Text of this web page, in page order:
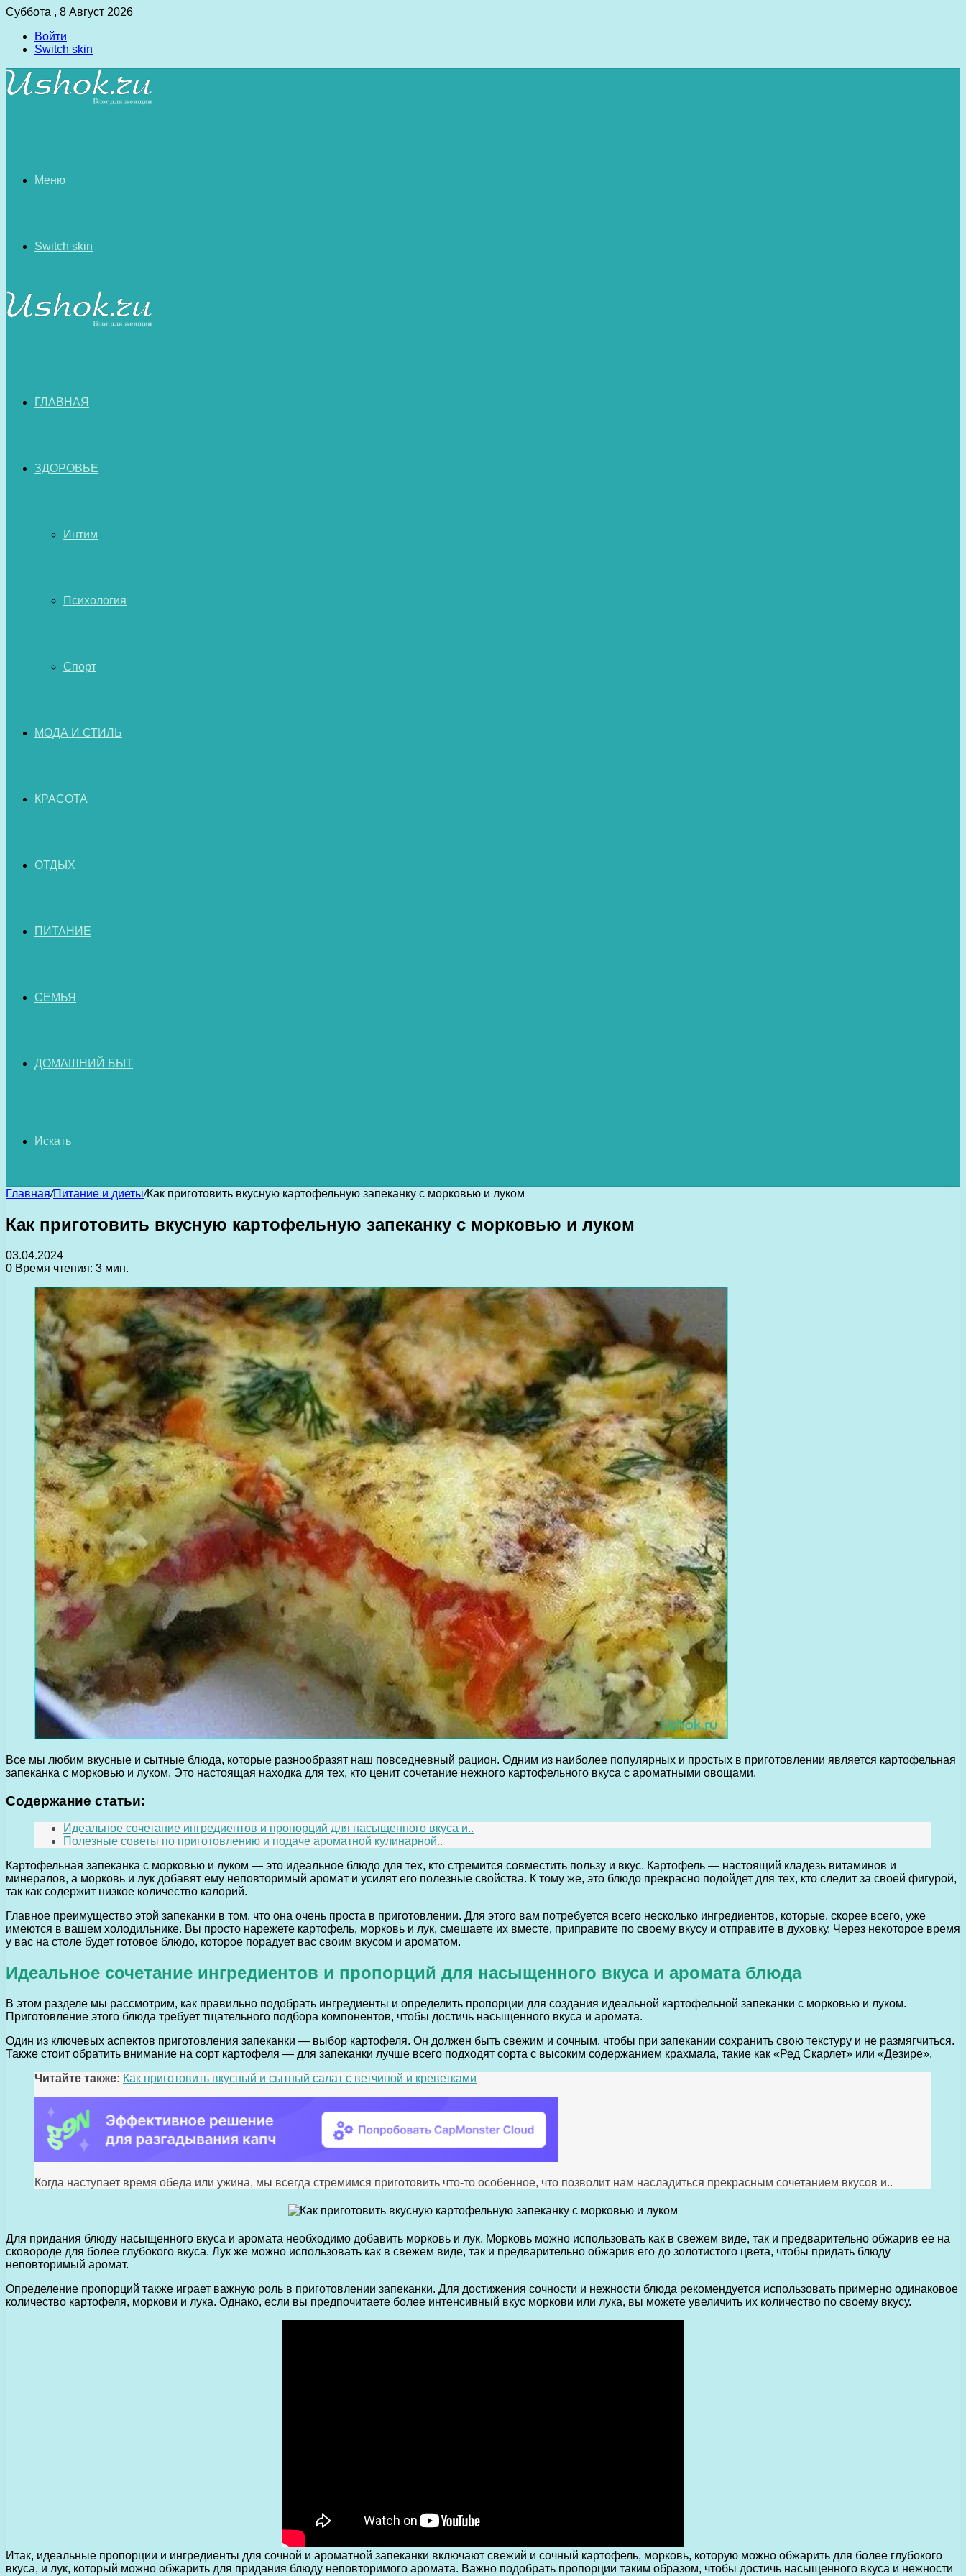
Суббота , 8 Август 2026
Войти
Switch skin
Меню
Switch skin
ГЛАВНАЯ
ЗДОРОВЬЕ
Интим
Психология
Спорт
МОДА И СТИЛЬ
КРАСОТА
ОТДЫХ
ПИТАНИЕ
СЕМЬЯ
ДОМАШНИЙ БЫТ
Искать
Главная/Питание и диеты/Как приготовить вкусную картофельную запеканку с морковью и луком
Как приготовить вкусную картофельную запеканку с морковью и луком
03.04.2024
0 Время чтения: 3 мин.
Все мы любим вкусные и сытные блюда, которые разнообразят наш повседневный рацион. Одним из наиболее популярных и простых в приготовлении является картофельная
запеканка с морковью и луком. Это настоящая находка для тех, кто ценит сочетание нежного картофельного вкуса с ароматными овощами.
Содержание статьи:
Идеальное сочетание ингредиентов и пропорций для насыщенного вкуса и..
Полезные советы по приготовлению и подаче ароматной кулинарной..
Картофельная запеканка с морковью и луком — это идеальное блюдо для тех, кто стремится совместить пользу и вкус. Картофель — настоящий кладезь витаминов и
минералов, а морковь и лук добавят ему неповторимый аромат и усилят его полезные свойства. К тому же, это блюдо прекрасно подойдет для тех, кто следит за своей фигурой,
так как содержит низкое количество калорий.
Главное преимущество этой запеканки в том, что она очень проста в приготовлении. Для этого вам потребуется всего несколько ингредиентов, которые, скорее всего, уже
имеются в вашем холодильнике. Вы просто нарежете картофель, морковь и лук, смешаете их вместе, приправите по своему вкусу и отправите в духовку. Через некоторое время
у вас на столе будет готовое блюдо, которое порадует вас своим вкусом и ароматом.
Идеальное сочетание ингредиентов и пропорций для насыщенного вкуса и аромата блюда
В этом разделе мы рассмотрим, как правильно подобрать ингредиенты и определить пропорции для создания идеальной картофельной запеканки с морковью и луком.
Приготовление этого блюда требует тщательного подбора компонентов, чтобы достичь насыщенного вкуса и аромата.
Один из ключевых аспектов приготовления запеканки — выбор картофеля. Он должен быть свежим и сочным, чтобы при запекании сохранить свою текстуру и не размягчиться.
Также стоит обратить внимание на сорт картофеля — для запеканки лучше всего подходят сорта с высоким содержанием крахмала, такие как «Ред Скарлет» или «Дезире».
Читайте также: Как приготовить вкусный и сытный салат с ветчиной и креветками
Когда наступает время обеда или ужина, мы всегда стремимся приготовить что-то особенное, что позволит нам насладиться прекрасным сочетанием вкусов и..
Для придания блюду насыщенного вкуса и аромата необходимо добавить морковь и лук. Морковь можно использовать как в свежем виде, так и предварительно обжарив ее на
сковороде для более глубокого вкуса. Лук же можно использовать как в свежем виде, так и предварительно обжарив его до золотистого цвета, чтобы придать блюду
неповторимый аромат.
Определение пропорций также играет важную роль в приготовлении запеканки. Для достижения сочности и нежности блюда рекомендуется использовать примерно одинаковое
количество картофеля, моркови и лука. Однако, если вы предпочитаете более интенсивный вкус моркови или лука, вы можете увеличить их количество по своему вкусу.
Итак, идеальные пропорции и ингредиенты для сочной и ароматной запеканки включают свежий и сочный картофель, морковь, которую можно обжарить для более глубокого
вкуса, и лук, который можно обжарить для придания блюду неповторимого аромата. Важно подобрать пропорции таким образом, чтобы достичь насыщенного вкуса и нежности